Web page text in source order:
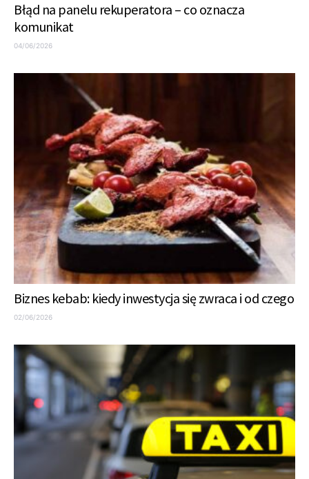
Błąd na panelu rekuperatora – co oznacza
komunikat
04/06/2026
Biznes kebab: kiedy inwestycja się zwraca i od czego
02/06/2026